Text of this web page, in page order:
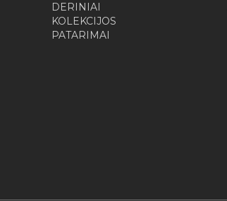
DERINIAI
KOLEKCIJOS
PATARIMAI